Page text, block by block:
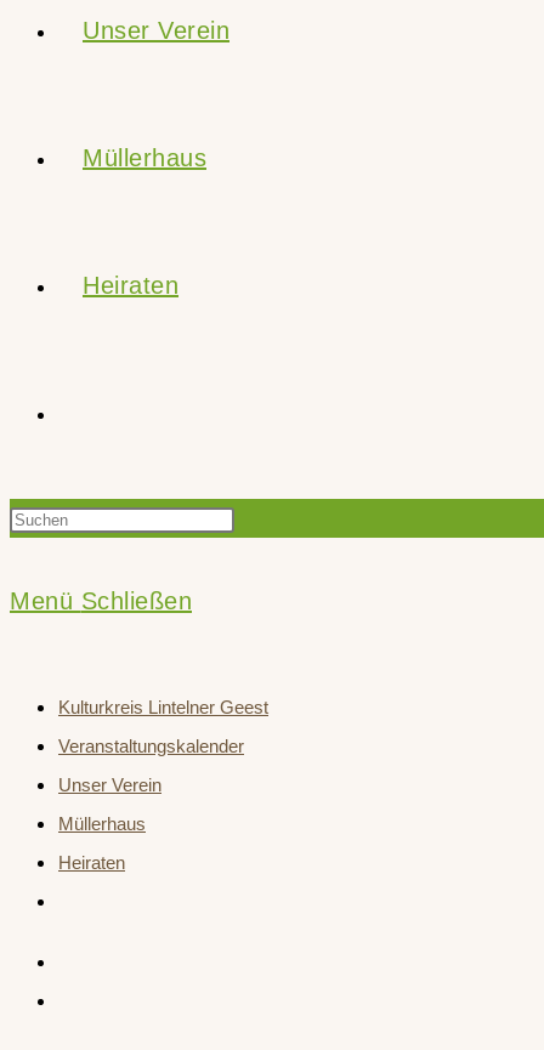
Unser Verein
Müllerhaus
Heiraten
Suche
Press
search
panel.
Menü Schließen
Kulturkreis Lintelner Geest
Veranstaltungskalender
Unser Verein
Müllerhaus
Heiraten